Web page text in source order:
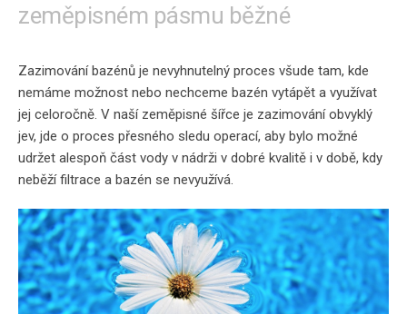
zeměpisném pásmu běžné
Zazimování bazénů je nevyhnutelný proces všude tam, kde
nemáme možnost nebo nechceme bazén vytápět a využívat
jej celoročně. V naší zeměpisné šířce je zazimování obvyklý
jev, jde o proces přesného sledu operací, aby bylo možné
udržet alespoň část vody v nádrži v dobré kvalitě i v době, kdy
neběží filtrace a bazén se nevyužívá.